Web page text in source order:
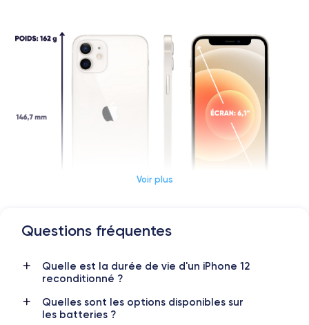
Dimensions et poids iPhone 12
Date de sortie
Voir plus
Questions fréquentes
Quelle est la durée de vie d'un iPhone 12
reconditionné ?
Quelles sont les options disponibles sur
les batteries ?